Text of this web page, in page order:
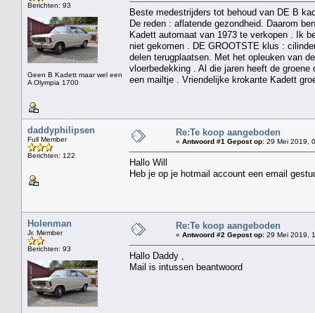
Berichten: 93
Geen B Kadett maar wel een
A Olympia 1700
Beste medestrijders tot behoud van DE B
De reden : aflatende gezondheid. Daarom
Kadett automaat van 1973 te verkopen . Ik
niet gekomen . DE GROOTSTE klus :
delen terugplaatsen. Met het opleuken van
vloerbedekking . Al die jaren heeft de
een mailtje . Vriendelijke krokante Kadett
daddyphilipsen
Full Member
Berichten: 122
Re:Te koop aangeboden
« Antwoord #1 Gepost op: 29 Mei 2019,
Hallo Will
Heb je op je hotmail account een email
Holenman
Jr. Member
Berichten: 93
Re:Te koop aangeboden
« Antwoord #2 Gepost op: 29 Mei 2019,
Hallo Daddy ,
Mail is intussen beantwoord